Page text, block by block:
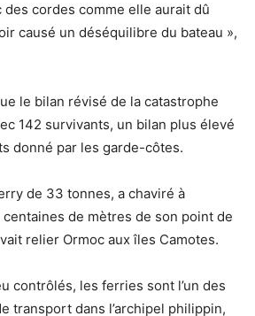
des cordes comme elle aurait dû
causé un déséquilibre du bateau »,
le bilan révisé de la catastrophe
142 survivants, un bilan plus élevé
donné par les garde-côtes.
de 33 tonnes, a chaviré à
de mètres de son point de
relier Ormoc aux îles Camotes.
contrôlés, les ferries sont l’un des
transport dans l’archipel philippin,